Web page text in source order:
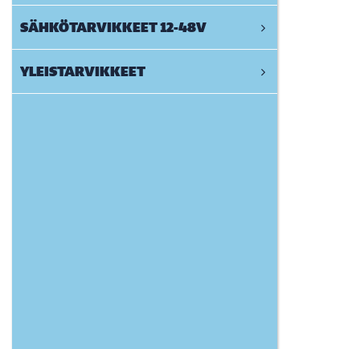
SÄHKÖTARVIKKEET 12-48V
YLEISTARVIKKEET